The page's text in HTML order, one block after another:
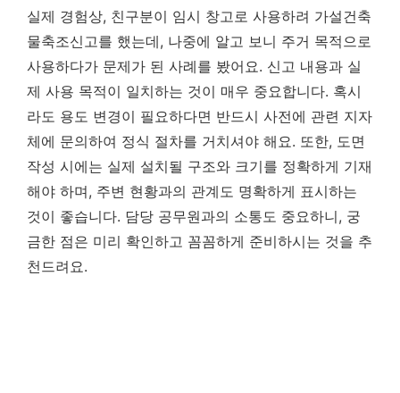
실제 경험상, 친구분이 임시 창고로 사용하려 가설건축
물축조신고를 했는데, 나중에 알고 보니 주거 목적으로
사용하다가 문제가 된 사례를 봤어요. 신고 내용과 실
제 사용 목적이 일치하는 것이 매우 중요합니다. 혹시
라도 용도 변경이 필요하다면 반드시 사전에 관련 지자
체에 문의하여 정식 절차를 거치셔야 해요. 또한, 도면
작성 시에는 실제 설치될 구조와 크기를 정확하게 기재
해야 하며, 주변 현황과의 관계도 명확하게 표시하는
것이 좋습니다. 담당 공무원과의 소통도 중요하니, 궁
금한 점은 미리 확인하고 꼼꼼하게 준비하시는 것을 추
천드려요.